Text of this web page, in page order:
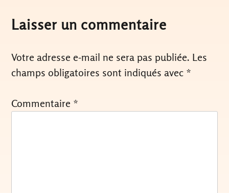
l’article
Laisser un commentaire
Votre adresse e-mail ne sera pas publiée. Les
champs obligatoires sont indiqués avec *
Commentaire *